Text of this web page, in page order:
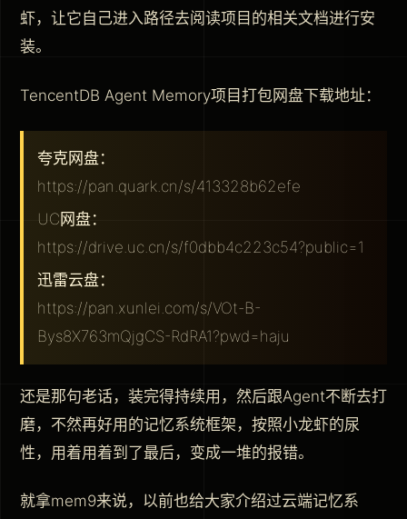
虾，让它自己进入路径去阅读项目的相关文档进行安
装。
TencentDB Agent Memory项目打包网盘下载地址：
夸克网盘：
https://pan.quark.cn/s/413328b62efe
UC网盘：
https://drive.uc.cn/s/f0dbb4c223c54?public=1
迅雷云盘：
https://pan.xunlei.com/s/VOt-B-
Bys8X763mQjgCS-RdRA1?pwd=haju
还是那句老话，装完得持续用，然后跟Agent不断去打
磨，不然再好用的记忆系统框架，按照小龙虾的尿
性，用着用着到了最后，变成一堆的报错。
就拿mem9来说，以前也给大家介绍过云端记忆系